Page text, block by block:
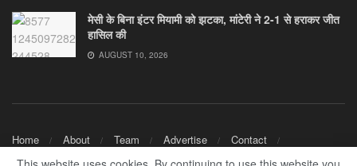
मेसी के बिना इंटर मियामी को झटका, मांटेरी ने 2-1 से हराकर जीत
हासिल की
AUGUST 10, 2026
Home About Team Advertise
Contact